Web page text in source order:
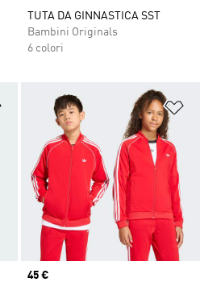
TUTA DA GINNASTICA SST
Bambini Originals
6 colori
Aggiungi alla lista dei desideri
Price
45 €